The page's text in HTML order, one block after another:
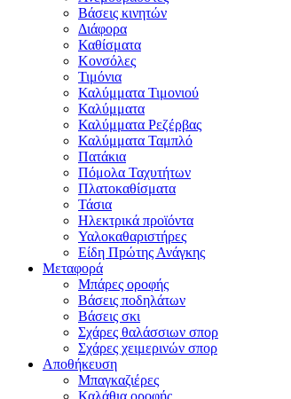
Βάσεις κινητών
Διάφορα
Καθίσματα
Κονσόλες
Τιμόνια
Καλύμματα Τιμονιού
Καλύμματα
Καλύμματα Ρεζέρβας
Καλύμματα Ταμπλό
Πατάκια
Πόμολα Ταχυτήτων
Πλατοκαθίσματα
Τάσια
Ηλεκτρικά προϊόντα
Υαλοκαθαριστήρες
Είδη Πpώτης Ανάγκης
Μεταφορά
Μπάρες οροφής
Βάσεις ποδηλάτων
Βάσεις σκι
Σχάρες θαλάσσιων σπορ
Σχάρες χειμερινών σπορ
Αποθήκευση
Μπαγκαζιέρες